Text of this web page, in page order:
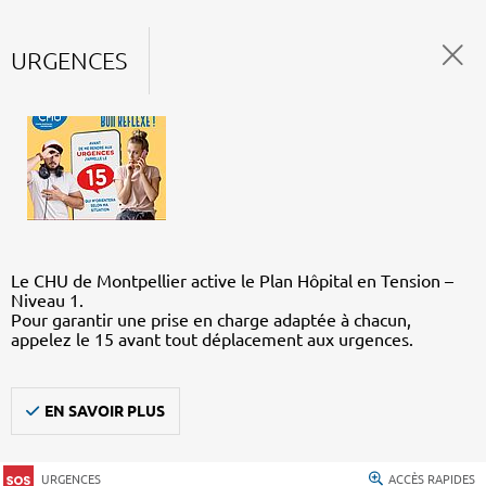
URGENCES
Le CHU de Montpellier active le Plan Hôpital en Tension –
Niveau 1.
Pour garantir une prise en charge adaptée à chacun,
appelez le 15 avant tout déplacement aux urgences.
EN SAVOIR PLUS
URGENCES ACCÈS RAPIDES